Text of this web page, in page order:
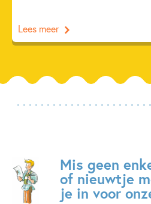
Lees meer
Mis geen
of nieuwtje
je in voor